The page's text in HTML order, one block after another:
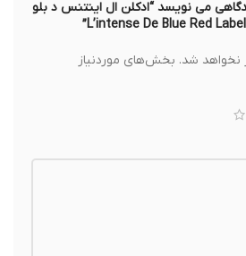
می نویسد “ادکلن ال اینتنس د بلو
شد. بخش‌های موردنیاز